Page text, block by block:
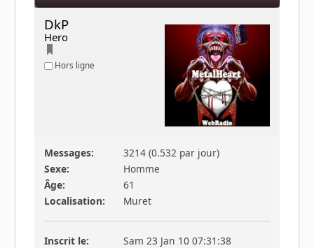
DkP
Hero
Hors ligne
Messages:
3214 (0.532 par jour)
Sexe:
Homme
Âge:
61
Localisation:
Muret
Inscrit le: Sam 23 Jan 10 07:31:38